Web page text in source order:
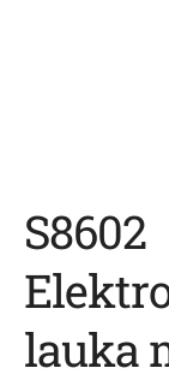
S8602
lauka